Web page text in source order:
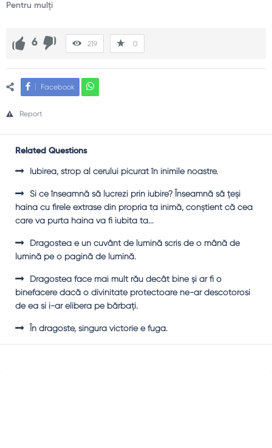
Pentru mulți
6 219 0
Facebook
Report
Related Questions
Iubirea, strop al cerului picurat în inimile noastre.
Şi ce înseamnă să lucrezi prin iubire? Înseamnă să ţeşi
haina cu firele extrase din propria ta inimă, conştient că cea
care va purta haina va fi iubita ta...
Dragostea e un cuvânt de lumină scris de o mână de
lumină pe o pagină de lumină.
Dragostea face mai mult rău decât bine şi ar fi o
binefacere dacă o divinitate protectoare ne-ar descotorosi
de ea si i-ar elibera pe bărbaţi.
În dragoste, singura victorie e fuga.